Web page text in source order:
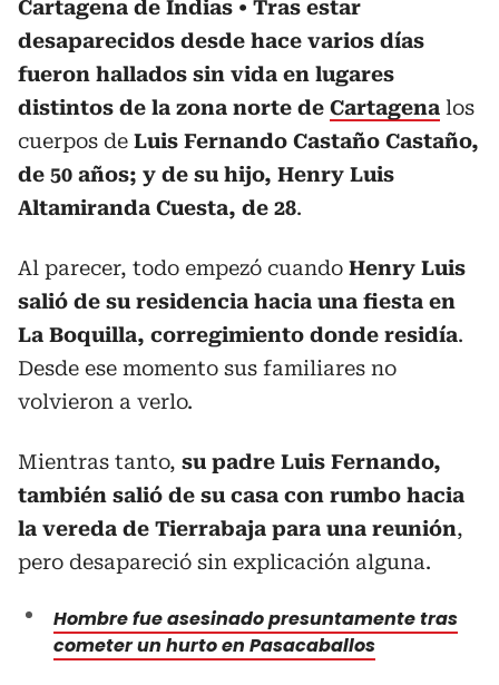
Cartagena de Indias
Tras estar
desaparecidos desde hace varios días
fueron hallados sin vida en lugares
distintos de la zona norte de Cartagena los
cuerpos de Luis Fernando Castaño Castaño,
de 50 años; y de su hijo, Henry Luis
Altamiranda Cuesta, de 28.
Al parecer, todo empezó cuando Henry Luis
salió de su residencia hacia una fiesta en
La Boquilla, corregimiento donde residía.
Desde ese momento sus familiares no
volvieron a verlo.
Mientras tanto, su padre Luis Fernando,
también salió de su casa con rumbo hacia
la vereda de Tierrabaja para una reunión,
pero desapareció sin explicación alguna.
Hombre fue asesinado presuntamente tras
cometer un hurto en Pasacaballos